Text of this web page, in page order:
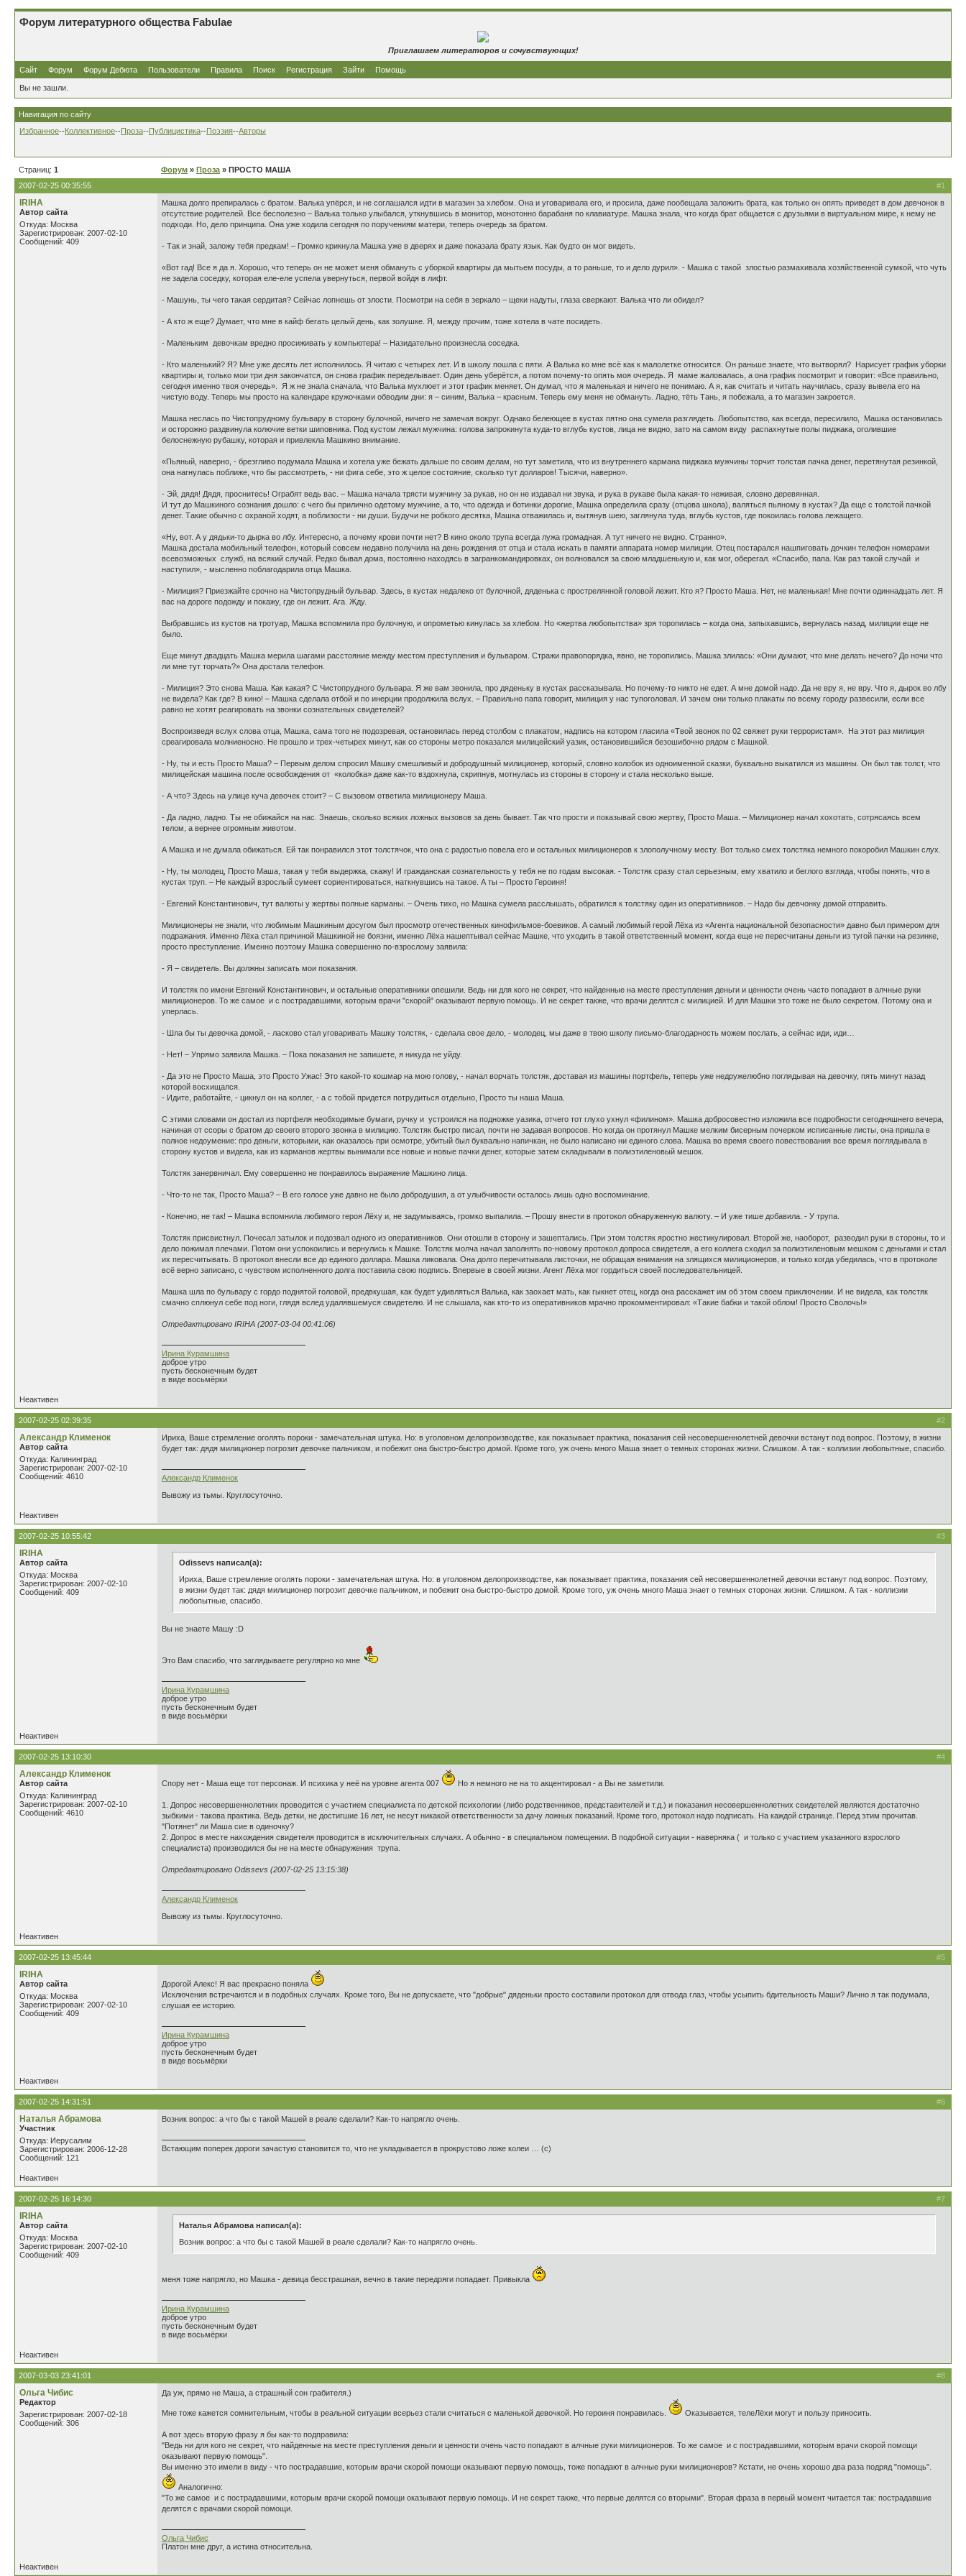
Форум литературного общества Fabulae
Приглашаем литераторов и сочувствующих!
Сайт Форум Форум Дебюта Пользователи Правила Поиск Регистрация Зайти Помощь
Вы не зашли.
Навигация по сайту
Избранное--Коллективное--Проза--Публицистика--Поэзия--Авторы
Страниц: 1 Форум » Проза » ПРОСТО МАША
#1
2007-02-25 00:35:55
IRIHA
Автор сайта
Откуда: Москва
Зарегистрирован: 2007-02-10
Сообщений: 409
Машка долго препиралась с братом. Валька упёрся, и не соглашался идти в магазин за хлебом. Она и уговаривала его, и просила, даже пообещала заложить брата, как только он опять приведет в дом девчонок в
отсутствие родителей. Все бесполезно – Валька только улыбался, уткнувшись в монитор, монотонно барабаня по клавиатуре. Машка знала, что когда брат общается с друзьями в виртуальном мире, к нему не
подходи. Но, дело принципа. Она уже ходила сегодня по поручениям матери, теперь очередь за братом.
- Так и знай, заложу тебя предкам! – Громко крикнула Машка уже в дверях и даже показала брату язык. Как будто он мог видеть.
«Вот гад! Все я да я. Хорошо, что теперь он не может меня обмануть с уборкой квартиры да мытьем посуды, а то раньше, то и дело дурил». - Машка с такой злостью размахивала хозяйственной сумкой, что чуть
не задела соседку, которая еле-еле успела увернуться, первой войдя в лифт.
- Машунь, ты чего такая сердитая? Сейчас лопнешь от злости. Посмотри на себя в зеркало – щеки надуты, глаза сверкают. Валька что ли обидел?
- А кто ж еще? Думает, что мне в кайф бегать целый день, как золушке. Я, между прочим, тоже хотела в чате посидеть.
- Маленьким девочкам вредно просиживать у компьютера! – Назидательно произнесла соседка.
- Кто маленький? Я? Мне уже десять лет исполнилось. Я читаю с четырех лет. И в школу пошла с пяти. А Валька ко мне всё как к малолетке относится. Он раньше знаете, что вытворял? Нарисует график уборки
квартиры и, только мои три дня закончатся, он снова график переделывает. Один день уберётся, а потом почему-то опять моя очередь. Я маме жаловалась, а она график посмотрит и говорит: «Все правильно,
сегодня именно твоя очередь». Я ж не знала сначала, что Валька мухлюет и этот график меняет. Он думал, что я маленькая и ничего не понимаю. А я, как считать и читать научилась, сразу вывела его на
чистую воду. Теперь мы просто на календаре кружочками обводим дни: я – синим, Валька – красным. Теперь ему меня не обмануть. Ладно, тёть Тань, я побежала, а то магазин закроется.
Машка неслась по Чистопрудному бульвару в сторону булочной, ничего не замечая вокруг. Однако белеющее в кустах пятно она сумела разглядеть. Любопытство, как всегда, пересилило, Машка остановилась
и осторожно раздвинула колючие ветки шиповника. Под кустом лежал мужчина: голова запрокинута куда-то вглубь кустов, лица не видно, зато на самом виду распахнутые полы пиджака, оголившие
белоснежную рубашку, которая и привлекла Машкино внимание.
«Пьяный, наверно, - брезгливо подумала Машка и хотела уже бежать дальше по своим делам, но тут заметила, что из внутреннего кармана пиджака мужчины торчит толстая пачка денег, перетянутая резинкой,
она нагнулась поближе, что бы рассмотреть, - ни фига себе, это ж целое состояние, сколько тут долларов! Тысячи, наверно».
- Эй, дядя! Дядя, проснитесь! Ограбят ведь вас. – Машка начала трясти мужчину за рукав, но он не издавал ни звука, и рука в рукаве была какая-то неживая, словно деревянная.
И тут до Машкиного сознания дошло: с чего бы прилично одетому мужчине, а то, что одежда и ботинки дорогие, Машка определила сразу (отцова школа), валяться пьяному в кустах? Да еще с толстой пачкой
денег. Такие обычно с охраной ходят, а поблизости - ни души. Будучи не робкого десятка, Машка отважилась и, вытянув шею, заглянула туда, вглубь кустов, где покоилась голова лежащего.
«Ну, вот. А у дядьки-то дырка во лбу. Интересно, а почему крови почти нет? В кино около трупа всегда лужа громадная. А тут ничего не видно. Странно».
Машка достала мобильный телефон, который совсем недавно получила на день рождения от отца и стала искать в памяти аппарата номер милиции. Отец постарался нашпиговать дочкин телефон номерами
всевозможных служб, на всякий случай. Редко бывая дома, постоянно находясь в загранкомандировках, он волновался за свою младшенькую и, как мог, оберегал. «Спасибо, папа. Как раз такой случай и
наступил», - мысленно поблагодарила отца Машка.
- Милиция? Приезжайте срочно на Чистопрудный бульвар. Здесь, в кустах недалеко от булочной, дяденька с прострелянной головой лежит. Кто я? Просто Маша. Нет, не маленькая! Мне почти одиннадцать лет. Я
вас на дороге подожду и покажу, где он лежит. Ага. Жду.
Выбравшись из кустов на тротуар, Машка вспомнила про булочную, и опрометью кинулась за хлебом. Но «жертва любопытства» зря торопилась – когда она, запыхавшись, вернулась назад, милиции еще не
было.
Еще минут двадцать Машка мерила шагами расстояние между местом преступления и бульваром. Стражи правопорядка, явно, не торопились. Машка злилась: «Они думают, что мне делать нечего? До ночи что
ли мне тут торчать?» Она достала телефон.
- Милиция? Это снова Маша. Как какая? С Чистопрудного бульвара. Я же вам звонила, про дяденьку в кустах рассказывала. Но почему-то никто не едет. А мне домой надо. Да не вру я, не вру. Что я, дырок во лбу
не видела? Как где? В кино! – Машка сделала отбой и по инерции продолжила вслух. – Правильно папа говорит, милиция у нас тупоголовая. И зачем они только плакаты по всему городу развесили, если все
равно не хотят реагировать на звонки сознательных свидетелей?
Воспроизведя вслух слова отца, Машка, сама того не подозревая, остановилась перед столбом с плакатом, надпись на котором гласила «Твой звонок по 02 свяжет руки террористам». На этот раз милиция
среагировала молниеносно. Не прошло и трех-четырех минут, как со стороны метро показался милицейский уазик, остановившийся безошибочно рядом с Машкой.
- Ну, ты и есть Просто Маша? – Первым делом спросил Машку смешливый и добродушный милиционер, который, словно колобок из одноименной сказки, буквально выкатился из машины. Он был так толст, что
милицейская машина после освобождения от «колобка» даже как-то вздохнула, скрипнув, мотнулась из стороны в сторону и стала несколько выше.
- А что? Здесь на улице куча девочек стоит? – С вызовом ответила милиционеру Маша.
- Да ладно, ладно. Ты не обижайся на нас. Знаешь, сколько всяких ложных вызовов за день бывает. Так что прости и показывай свою жертву, Просто Маша. – Милиционер начал хохотать, сотрясаясь всем
телом, а вернее огромным животом.
А Машка и не думала обижаться. Ей так понравился этот толстячок, что она с радостью повела его и остальных милиционеров к злополучному месту. Вот только смех толстяка немного покоробил Машкин слух.
- Ну, ты молодец, Просто Маша, такая у тебя выдержка, скажу! И гражданская сознательность у тебя не по годам высокая. - Толстяк сразу стал серьезным, ему хватило и беглого взгляда, чтобы понять, что в
кустах труп. – Не каждый взрослый сумеет сориентироваться, наткнувшись на такое. А ты – Просто Героиня!
- Евгений Константинович, тут валюты у жертвы полные карманы. – Очень тихо, но Машка сумела расслышать, обратился к толстяку один из оперативников. – Надо бы девчонку домой отправить.
Милиционеры не знали, что любимым Машкиным досугом был просмотр отечественных кинофильмов-боевиков. А самый любимый герой Лёха из «Агента национальной безопасности» давно был примером для
подражания. Именно Лёха стал причиной Машкиной не боязни, именно Лёха нашептывал сейчас Машке, что уходить в такой ответственный момент, когда еще не пересчитаны деньги из тугой пачки на резинке,
просто преступление. Именно поэтому Машка совершенно по-взрослому заявила:
- Я – свидетель. Вы должны записать мои показания.
И толстяк по имени Евгений Константинович, и остальные оперативники опешили. Ведь ни для кого не секрет, что найденные на месте преступления деньги и ценности очень часто попадают в алчные руки
милиционеров. То же самое и с пострадавшими, которым врачи "скорой" оказывают первую помощь. И не секрет также, что врачи делятся с милицией. И для Машки это тоже не было секретом. Потому она и
уперлась.
- Шла бы ты девочка домой, - ласково стал уговаривать Машку толстяк, - сделала свое дело, - молодец, мы даже в твою школу письмо-благодарность можем послать, а сейчас иди, иди…
- Нет! – Упрямо заявила Машка. – Пока показания не запишете, я никуда не уйду.
- Да это не Просто Маша, это Просто Ужас! Это какой-то кошмар на мою голову, - начал ворчать толстяк, доставая из машины портфель, теперь уже недружелюбно поглядывая на девочку, пять минут назад
которой восхищался.
- Идите, работайте, - цикнул он на коллег, - а с тобой придется потрудиться отдельно, Просто ты наша Маша.
С этими словами он достал из портфеля необходимые бумаги, ручку и устроился на подножке уазика, отчего тот глухо ухнул «филином». Машка добросовестно изложила все подробности сегодняшнего вечера,
начиная от ссоры с братом до своего второго звонка в милицию. Толстяк быстро писал, почти не задавая вопросов. Но когда он протянул Машке мелким бисерным почерком исписанные листы, она пришла в
полное недоумение: про деньги, которыми, как оказалось при осмотре, убитый был буквально напичкан, не было написано ни единого слова. Машка во время своего повествования все время поглядывала в
сторону кустов и видела, как из карманов жертвы вынимали все новые и новые пачки денег, которые затем складывали в полиэтиленовый мешок.
Толстяк занервничал. Ему совершенно не понравилось выражение Машкино лица.
- Что-то не так, Просто Маша? – В его голосе уже давно не было добродушия, а от улыбчивости осталось лишь одно воспоминание.
- Конечно, не так! – Машка вспомнила любимого героя Лёху и, не задумываясь, громко выпалила. – Прошу внести в протокол обнаруженную валюту. – И уже тише добавила. - У трупа.
Толстяк присвистнул. Почесал затылок и подозвал одного из оперативников. Они отошли в сторону и зашептались. При этом толстяк яростно жестикулировал. Второй же, наоборот, разводил руки в стороны, то и
дело пожимая плечами. Потом они успокоились и вернулись к Машке. Толстяк молча начал заполнять по-новому протокол допроса свидетеля, а его коллега сходил за полиэтиленовым мешком с деньгами и стал
их пересчитывать. В протокол внесли все до единого доллара. Машка ликовала. Она долго перечитывала листочки, не обращая внимания на злящихся милиционеров, и только когда убедилась, что в протоколе
всё верно записано, с чувством исполненного долга поставила свою подпись. Впервые в своей жизни. Агент Лёха мог гордиться своей последовательницей.
Машка шла по бульвару с гордо поднятой головой, предвкушая, как будет удивляться Валька, как заохает мать, как гыкнет отец, когда она расскажет им об этом своем приключении. И не видела, как толстяк
смачно сплюнул себе под ноги, глядя вслед удалявшемуся свидетелю. И не слышала, как кто-то из оперативников мрачно прокомментировал: «Такие бабки и такой облом! Просто Сволочь!»
Отредактировано IRIHA (2007-03-04 00:41:06)
Ирина Курамшина
доброе утро
пусть бесконечным будет
в виде восьмёрки
Неактивен
#2
2007-02-25 02:39:35
Александр Клименок
Автор сайта
Откуда: Калининград
Зарегистрирован: 2007-02-10
Сообщений: 4610
Ириха, Ваше стремление оголять пороки - замечательная штука. Но: в уголовном делопроизводстве, как показывает практика, показания сей несовершеннолетней девочки встанут под вопрос. Поэтому, в жизни
будет так: дядя милиционер погрозит девочке пальчиком, и побежит она быстро-быстро домой. Кроме того, уж очень много Маша знает о темных сторонах жизни. Слишком. А так - коллизии любопытные, спасибо.
Александр Клименок
Вывожу из тьмы. Круглосуточно.
Неактивен
#3
2007-02-25 10:55:42
IRIHA
Автор сайта
Откуда: Москва
Зарегистрирован: 2007-02-10
Сообщений: 409
Odissevs написал(а):
Ириха, Ваше стремление оголять пороки - замечательная штука. Но: в уголовном делопроизводстве, как показывает практика, показания сей несовершеннолетней девочки встанут под вопрос. Поэтому,
в жизни будет так: дядя милиционер погрозит девочке пальчиком, и побежит она быстро-быстро домой. Кроме того, уж очень много Маша знает о темных сторонах жизни. Слишком. А так - коллизии
любопытные, спасибо.
Вы не знаете Машу :D
Это Вам спасибо, что заглядываете регулярно ко мне
Ирина Курамшина
доброе утро
пусть бесконечным будет
в виде восьмёрки
Неактивен
#4
2007-02-25 13:10:30
Александр Клименок
Автор сайта
Откуда: Калининград
Зарегистрирован: 2007-02-10
Сообщений: 4610
Спору нет - Маша еще тот персонаж. И психика у неё на уровне агента 007 Но я немного не на то акцентировал - а Вы не заметили.
1. Допрос несовершеннолетних проводится с участием специалиста по детской психологии (либо родственников, представителей и т.д.) и показания несовершеннолетних свидетелей являются достаточно
зыбкими - такова практика. Ведь детки, не достигшие 16 лет, не несут никакой ответственности за дачу ложных показаний. Кроме того, протокол надо подписать. На каждой странице. Перед этим прочитав.
"Потянет" ли Маша сие в одиночку?
2. Допрос в месте нахождения свидетеля проводится в исключительных случаях. А обычно - в специальном помещении. В подобной ситуации - наверняка ( и только с участием указанного взрослого
специалиста) производился бы не на месте обнаружения трупа.
Отредактировано Odissevs (2007-02-25 13:15:38)
Александр Клименок
Вывожу из тьмы. Круглосуточно.
Неактивен
#5
2007-02-25 13:45:44
IRIHA
Автор сайта
Откуда: Москва
Зарегистрирован: 2007-02-10
Сообщений: 409
Дорогой Алекс! Я вас прекрасно поняла
Исключения встречаются и в подобных случаях. Кроме того, Вы не допускаете, что "добрые" дяденьки просто составили протокол для отвода глаз, чтобы усыпить бдительность Маши? Лично я так подумала,
слушая ее историю.
Ирина Курамшина
доброе утро
пусть бесконечным будет
в виде восьмёрки
Неактивен
#6
2007-02-25 14:31:51
Наталья Абрамова
Участник
Откуда: Иерусалим
Зарегистрирован: 2006-12-28
Сообщений: 121
Возник вопрос: а что бы с такой Машей в реале сделали? Как-то напрягло очень.
Встающим поперек дороги зачастую становится то, что не укладывается в прокрустово ложе колеи … (с)
Неактивен
#7
2007-02-25 16:14:30
IRIHA
Автор сайта
Откуда: Москва
Зарегистрирован: 2007-02-10
Сообщений: 409
Наталья Абрамова написал(а):
Возник вопрос: а что бы с такой Машей в реале сделали? Как-то напрягло очень.
меня тоже напрягло, но Машка - девица бесстрашная, вечно в такие передряги попадает. Привыкла
Ирина Курамшина
доброе утро
пусть бесконечным будет
в виде восьмёрки
Неактивен
#8
2007-03-03 23:41:01
Ольга Чибис
Редактор
Зарегистрирован: 2007-02-18
Сообщений: 306
Да уж, прямо не Маша, а страшный сон грабителя.)
Мне тоже кажется сомнительным, чтобы в реальной ситуации всерьез стали считаться с маленькой девочкой. Но героиня понравилась. Оказывается, телеЛёхи могут и пользу приносить.
А вот здесь вторую фразу я бы как-то подправила:
"Ведь ни для кого не секрет, что найденные на месте преступления деньги и ценности очень часто попадают в алчные руки милиционеров. То же самое и с пострадавшими, которым врачи скорой помощи
оказывают первую помощь".
Вы именно это имели в виду - что пострадавшие, которым врачи скорой помощи оказывают первую помощь, тоже попадают в алчные руки милиционеров? Кстати, не очень хорошо два раза подряд "помощь".
Аналогично:
"То же самое и с пострадавшими, которым врачи скорой помощи оказывают первую помощь. И не секрет также, что первые делятся со вторыми". Вторая фраза в первый момент читается так: пострадавшие
делятся с врачами скорой помощи.
Ольга Чибис
Платон мне друг, а истина относительна.
Неактивен